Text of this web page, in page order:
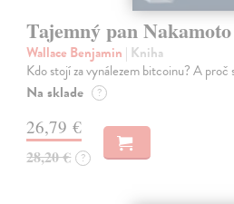
Tajemný pan Nakamoto
Wallace Benjamin | Kniha
Kdo stojí za vynálezem bitcoinu? A proč
Na sklade ?
26,79 €
28,20 € ?